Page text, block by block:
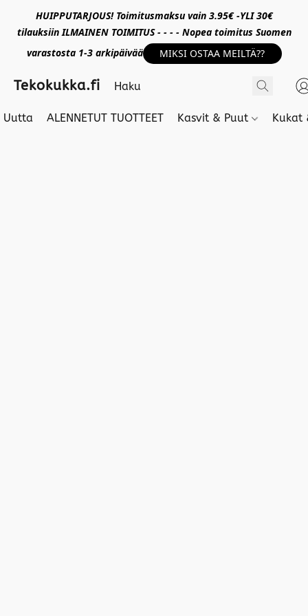
HUIPPUTARJOUS! Toimitusmaksu vain 3.95€ -YLI 30€
tilauksiin ILMAINEN TOIMITUS - - - - Nopea toimitus Suomen
varastosta 1-3 arkipäivää
MIKSI OSTAA MEILTÄ??
Tekokukka.fi
Uutta ALENNETUT TUOTTEET Kasvit & Puut Kukat